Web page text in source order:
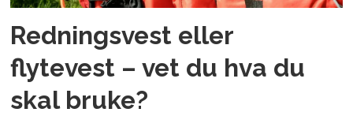
Redningsvest eller
flytevest – vet du hva du
skal bruke?